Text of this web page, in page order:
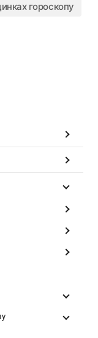
гороскопу